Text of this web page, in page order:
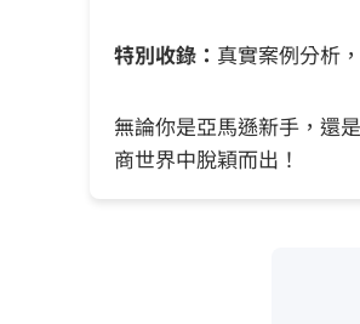
特別收錄： 真實案例分析
無論你是亞馬遜新手，還
商世界中脫穎而出！